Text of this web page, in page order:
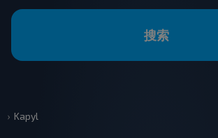
搜索
Kapyl